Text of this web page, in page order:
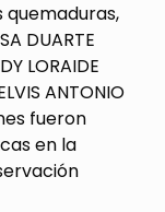
DUARTE
LORAIDE
ANTONIO
fueron
en la